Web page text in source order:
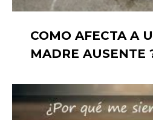
COMO AFECTA A
MADRE AUSENTE